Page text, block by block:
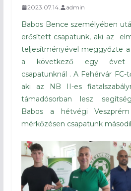
2023.07.14. admin
Babos Bence személyében
erősített csapatunk, aki az
teljesítményével meggyőzte
a következő egy évet
csapatunknál . A Fehérvár
aki az NB II-es
támadósorban lesz
Babos a hétvégi
mérkőzésen csapatunk